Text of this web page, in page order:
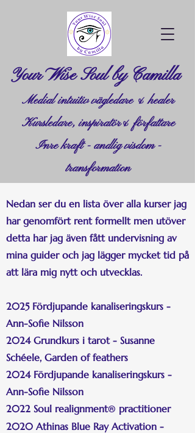
Your Wise Soul by Camilla
Medial intuitiv vägledare & healer
Kursledare, inspiratör& författare
Inre kraft - andlig visdom -
transformation
Nedan ser du en lista över alla kurser jag
har genomfört rent formellt men utöver
detta har jag även fått undervisning av
mina guider och jag lägger mycket tid på
att lära mig nytt och utvecklas.
2025 Fördjupande kanaliseringskurs -
Ann-Sofie Nilsson
2024 Grundkurs i tarot - Susanne
Schéele, Garden of feathers
2024 Fördjupande kanaliseringskurs -
Ann-Sofie Nilsson
2022 Soul realignment® practitioner
2020 Athinas Blue Ray Activation -